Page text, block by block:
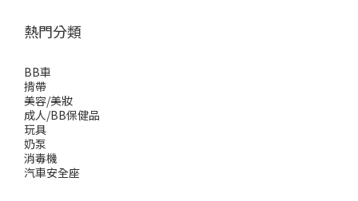
熱門分類
BB車
揹帶
美容/美妝
成人/BB保健品
玩具
奶泵
消毒機
汽車安全座